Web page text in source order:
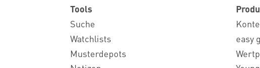
Tools
Suche
Watchlists
Musterdepots
easy